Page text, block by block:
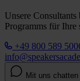
Unsere Consultants
Programms für Ihre
+49 800 589
Mit uns chatten